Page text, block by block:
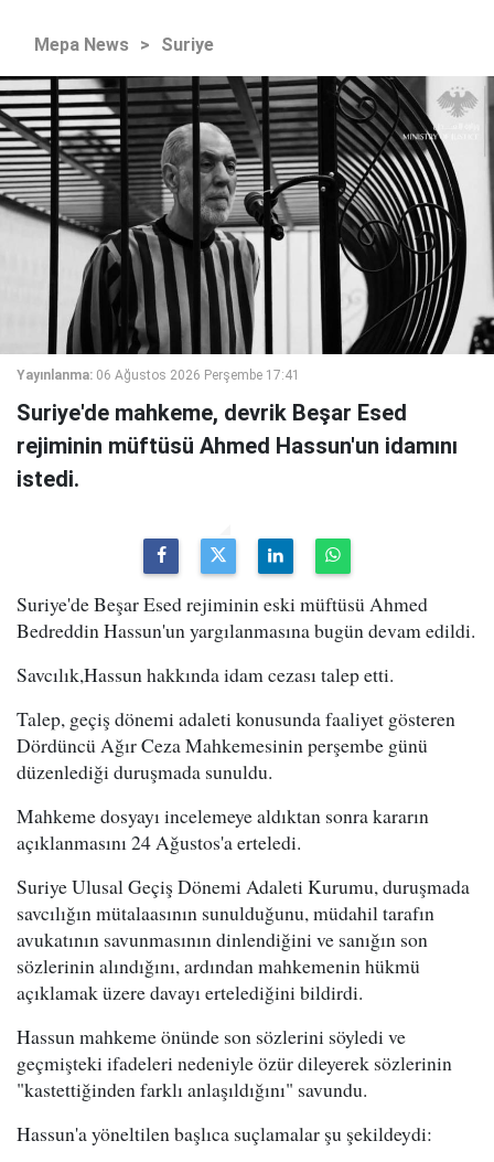
Mepa News > Suriye
Yayınlanma: 06 Ağustos 2026 Perşembe 17:41
Suriye'de mahkeme, devrik Beşar Esed
rejiminin müftüsü Ahmed Hassun'un idamını
istedi.
Suriye'de Beşar Esed rejiminin eski müftüsü Ahmed
Bedreddin Hassun'un yargılanmasına bugün devam edildi.
Savcılık,Hassun hakkında idam cezası talep etti.
Talep, geçiş dönemi adaleti konusunda faaliyet gösteren
Dördüncü Ağır Ceza Mahkemesinin perşembe günü
düzenlediği duruşmada sunuldu.
Mahkeme dosyayı incelemeye aldıktan sonra kararın
açıklanmasını 24 Ağustos'a erteledi.
Suriye Ulusal Geçiş Dönemi Adaleti Kurumu, duruşmada
savcılığın mütalaasının sunulduğunu, müdahil tarafın
avukatının savunmasının dinlendiğini ve sanığın son
sözlerinin alındığını, ardından mahkemenin hükmü
açıklamak üzere davayı ertelediğini bildirdi.
Hassun mahkeme önünde son sözlerini söyledi ve
geçmişteki ifadeleri nedeniyle özür dileyerek sözlerinin
"kastettiğinden farklı anlaşıldığını" savundu.
Hassun'a yöneltilen başlıca suçlamalar şu şekildeydi: